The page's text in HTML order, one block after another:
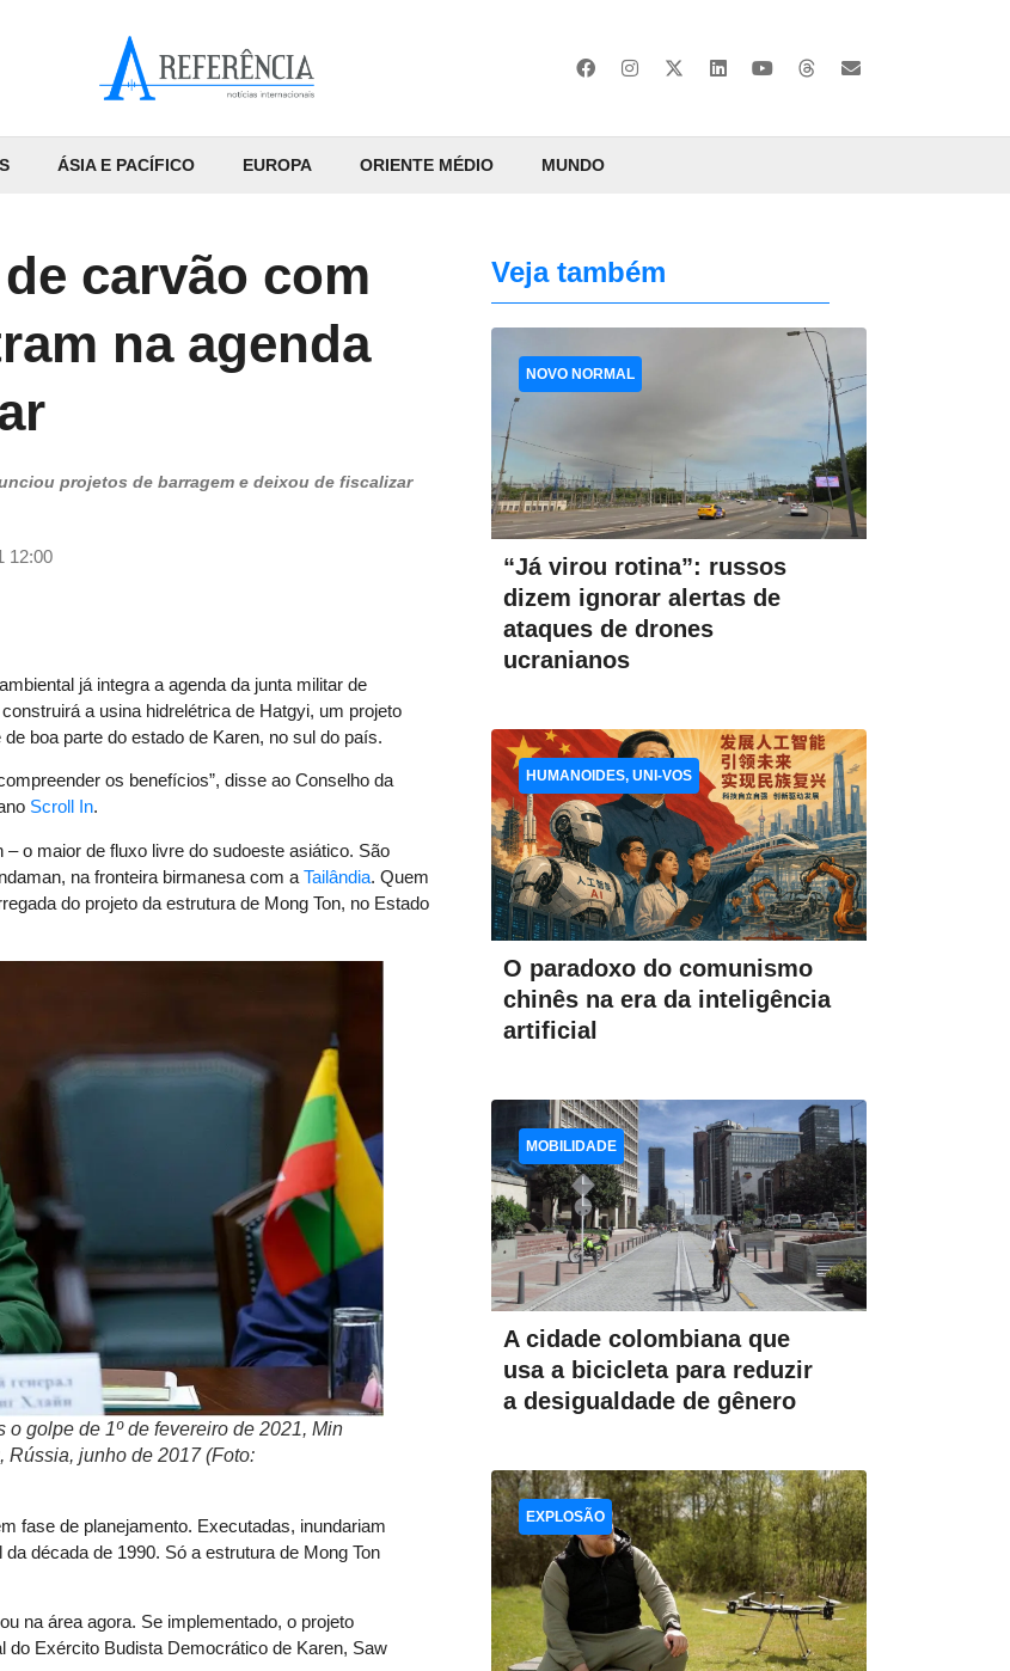
ÁSIA E PACÍFICO EUROPA ORIENTE MÉDIO MUNDO
carvão com
na agenda
projetos de barragem e deixou de fiscalizar
12:00
já integra a agenda da junta militar de
a usina hidrelétrica de Hatgyi, um projeto
boa parte do estado de Karen, no sul do país.
os benefícios”, disse ao Conselho da
Scroll In.
o maior de fluxo livre do sudoeste asiático. São
na fronteira birmanesa com a Tailândia. Quem
do projeto da estrutura de Mong Ton, no Estado
golpe de 1º de fevereiro de 2021, Min
Rússia, junho de 2017 (Foto:
fase de planejamento. Executadas, inundariam
década de 1990. Só a estrutura de Mong Ton
na área agora. Se implementado, o projeto
do Exército Budista Democrático de Karen, Saw
Veja também
“Já virou rotina”: russos
dizem ignorar alertas de
ataques de drones
ucranianos
NOVO NORMAL
O paradoxo do comunismo
chinês na era da inteligência
artificial
HUMANOIDES, UNI-VOS
A cidade colombiana que
usa a bicicleta para reduzir
a desigualdade de gênero
MOBILIDADE
EXPLOSÃO